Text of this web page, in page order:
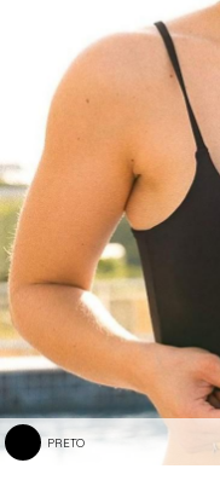
PRETO